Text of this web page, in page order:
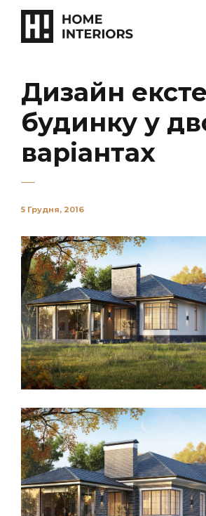
Дизайн
будинку у
варіантах
5 Грудня, 2016